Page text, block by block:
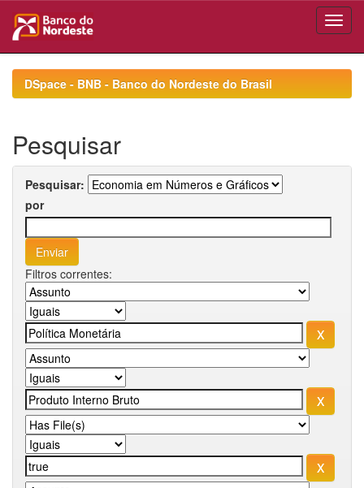
navigationDSpace - BNB - Banco do Nordeste do Brasil
Pesquisar
Pesquisar:
por
Filtros correntes: